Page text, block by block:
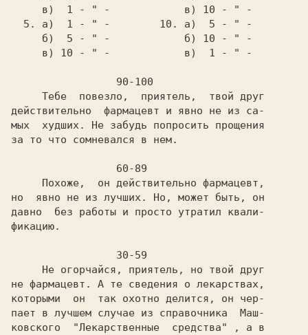
действительно  фармацевт и явно не из са-
мых  худших. Не забудь попросить прощения
за то что сомневался в нем.
но  явно не из лучших. Но, может быть, он
давно  без работы и просто утратил квали-
фикацию.
не фармацевт. А те сведения о лекарствах,
которыми  он  так охотно делится, он чер-
пает в лучшем случае из справочника  Маш-
ковского  "Лекарственные  средства" , а в